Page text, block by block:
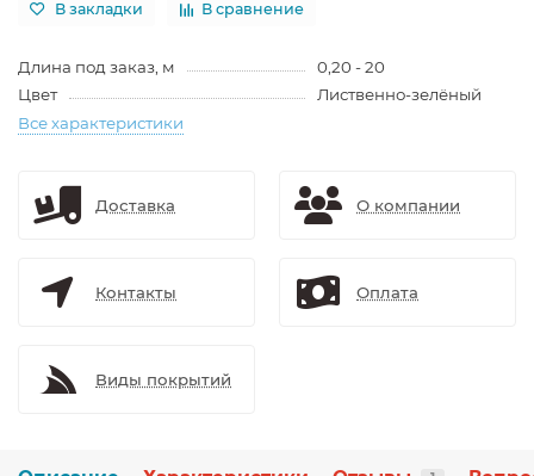
В закладки В сравнение
Длина под заказ, м
0,20 - 20
Цвет
Лиственно-зелёный
Все характеристики
Доставка О компании
Контакты Оплата
Виды покрытий